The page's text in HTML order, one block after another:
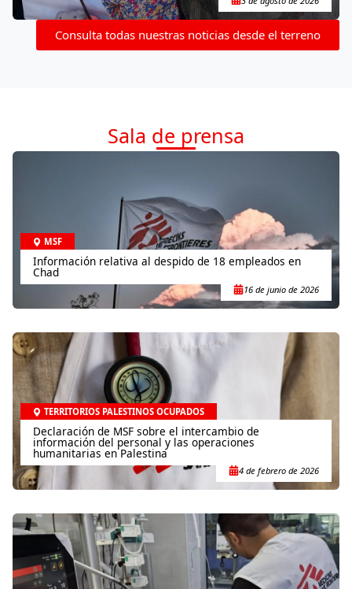
Consulta todas nuestras noticias desde el terreno
Sala de prensa
MSF
Información relativa al despido de 18 empleados en
Chad
16 de junio de 2026
TERRITORIOS PALESTINOS OCUPADOS
Declaración de MSF sobre el intercambio de
información del personal y las operaciones
humanitarias en Palestina
4 de febrero de 2026